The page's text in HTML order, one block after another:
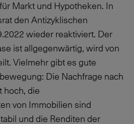
Markt und Hypotheken. In
den Antizyklischen
wieder reaktiviert. Der
ist allgegenwärtig, wird von
Vielmehr gibt es gute
Die Nachfrage nach
hoch, die
von Immobilien sind
und die Renditen der